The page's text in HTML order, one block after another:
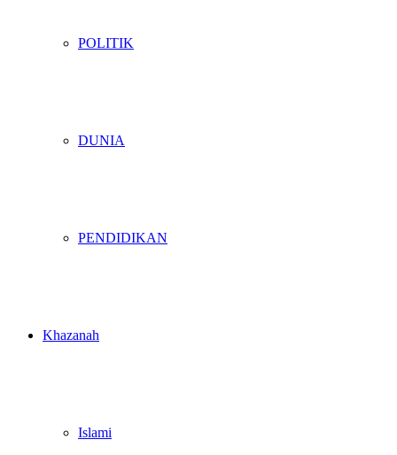
POLITIK
DUNIA
PENDIDIKAN
Khazanah
Islami